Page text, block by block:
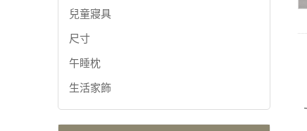
兒童寢具
尺寸
午睡枕
生活家飾